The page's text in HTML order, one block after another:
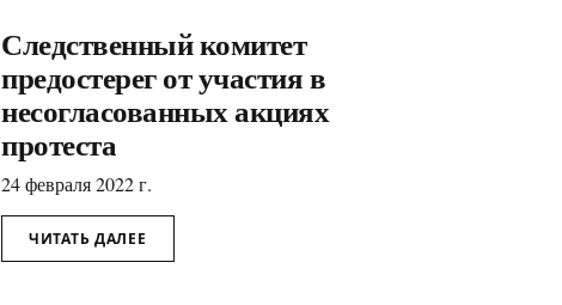
Следственный комитет
предостерег от участия в
несогласованных акциях
протеста
24 февраля 2022 г.
ЧИТАТЬ ДАЛЕЕ